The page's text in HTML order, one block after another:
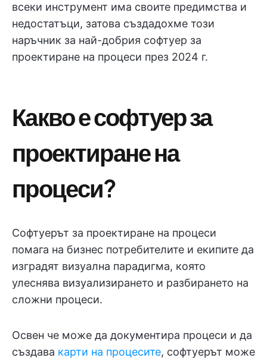
всеки инструмент има своите предимства и
недостатъци, затова създадохме този
наръчник за най-добрия софтуер за
проектиране на процеси през 2024 г.
Какво е софтуер за
проектиране на
процеси?
Софтуерът за проектиране на процеси
помага на бизнес потребителите и екипите да
изградят визуална парадигма, която
улеснява визуализирането и разбирането на
сложни процеси.
Освен че може да документира процеси и да
създава карти на процесите, софтуерът може